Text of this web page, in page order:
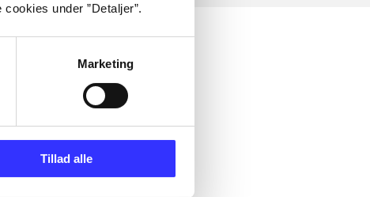
under ”Detaljer”.
Marketing
Tillad alle